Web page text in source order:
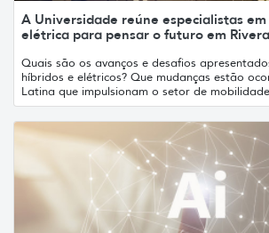
A Universidade reúne especialistas
elétrica para pensar o futuro em Rivera
Quais são os avanços e desafios
híbridos e elétricos? Que mudanças estão
Latina que impulsionam o setor de